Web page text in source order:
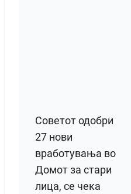
Советот одобри
27 нови
вработувања во
Домот за стари
лица, се чека